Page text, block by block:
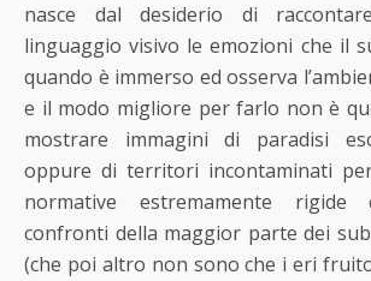
nasce dal desiderio di
linguaggio visivo le emozioni che il
quando è immerso ed osserva
e il modo migliore per farlo non è
mostrare immagini di paradisi
oppure di territori incontaminati
normative estremamente rigide
confronti della maggior parte dei
(che poi altro non sono che i eri